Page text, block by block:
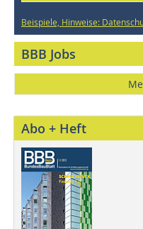
Beispiele, Hinweise:
BBB Jobs
Abo + Heft